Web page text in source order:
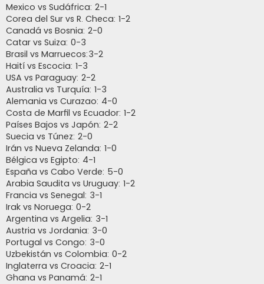
e
Mexico vs Sudáfrica: 2-1
Corea del Sur vs R. Checa: 1-2
Canadá vs Bosnia: 2-0
Catar vs Suiza: 0-3
Brasil vs Marruecos:3-2
Haití vs Escocia: 1-3
USA vs Paraguay: 2-2
Australia vs Turquía: 1-3
Alemania vs Curazao: 4-0
Costa de Marfil vs Ecuador: 1-2
Países Bajos vs Japón: 2-2
Suecia vs Túnez: 2-0
Irán vs Nueva Zelanda: 1-0
Bélgica vs Egipto: 4-1
España vs Cabo Verde: 5-0
Arabia Saudita vs Uruguay: 1-2
Francia vs Senegal: 3-1
Irak vs Noruega: 0-2
Argentina vs Argelia: 3-1
Austria vs Jordania: 3-0
Portugal vs Congo: 3-0
Uzbekistán vs Colombia: 0-2
Inglaterra vs Croacia: 2-1
Ghana vs Panamá: 2-1